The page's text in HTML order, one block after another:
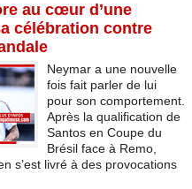
au cœur d’une
célébration contre
Neymar a une nouvelle
fois fait parler de lui
pour son comportement.
Après la qualification de
Santos en Coupe du
Brésil face à Remo,
s’est livré à des provocations